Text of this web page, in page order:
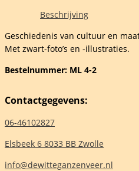
Beschrijving
Geschiedenis van cultuur en
Met zwart-foto’s en -illustraties.
Bestelnummer: ML 4-2
Contactgegevens:
06-46102827
Elsbeek 6 8033 BB Zwolle
info@dewitteganzenveer.nl